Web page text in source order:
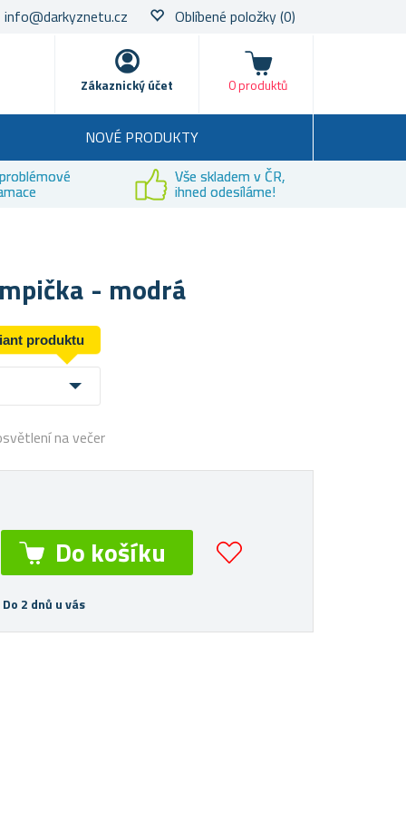
info@darkyznetu.cz Oblíbené položky(0)
Zákaznický účet
Nákupní košík
0 produktů
NOVÉ PRODUKTY
Vše skladem v ČR,
ihned odesíláme!
- modrá
produktu
na večer
2 dnů u vás